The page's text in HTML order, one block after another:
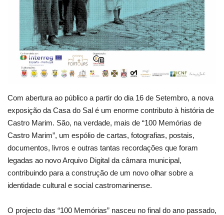
Com abertura ao público a partir do dia 16 de Setembro, a nova
exposição da Casa do Sal é um enorme contributo à história de
Castro Marim. São, na verdade, mais de “100 Memórias de
Castro Marim”, um espólio de cartas, fotografias, postais,
documentos, livros e outras tantas recordações que foram
legadas ao novo Arquivo Digital da câmara municipal,
contribuindo para a construção de um novo olhar sobre a
identidade cultural e social castromarinense.
O projecto das “100 Memórias” nasceu no final do ano passado,